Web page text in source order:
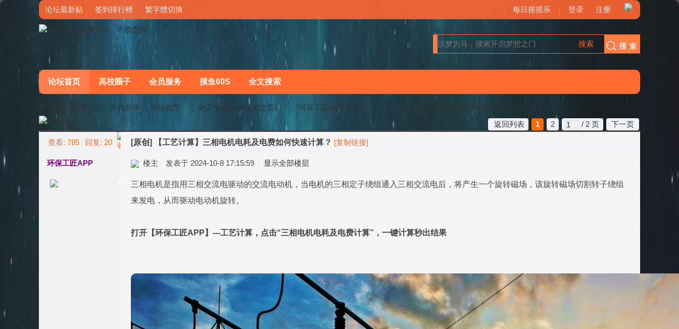
论坛最新贴 签到排行榜 繁字體切換 每日摇摇乐 登录 注册
搜索
论坛首页 高校圈子 会员服务 摸鱼60S 全文搜索
梦马论坛-以梦为马，不负韶华 论坛首页 〖化工专业软件技术交流〗 『环保工匠APP交流』
【工艺计算】三相电机电耗及电费如何快速计算？
1
2 / 2 页 下一页
返回列表
查看: 785 回复: 20 [原创] 【工艺计算】三相电机电耗及电费如何快速计算？ [复制链接]
环保工匠APP 楼主 发表于 2024-10-8 17:15:59 显示全部楼层
三相电机是指用三相交流电驱动的交流电动机，当电机的三相定子绕组通入三相交流电后，将产生一个旋转磁场，该旋转磁场切割转子绕组
来发电，从而驱动电动机旋转。
打开【环保工匠APP】---工艺计算，点击“三相电机电耗及电费计算”，一键计算秒出结果